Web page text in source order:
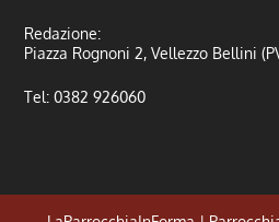
Redazione:
Piazza Rognoni 2, Vellezzo Bellini
Tel: 0382 926060